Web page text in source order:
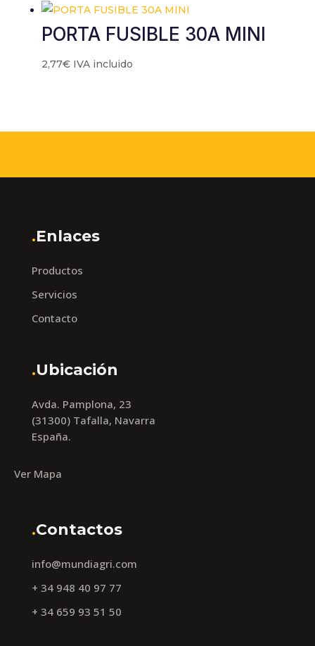
PORTA FUSIBLE 30A MINI
2,77€ IVA incluido
.Enlaces
Productos
Servicios
Contacto
.Ubicación
Avda. Pamplona, 23
(31300) Tafalla, Navarra
España.
Ver Mapa
.Contactos
info@mundiagri.com
+ 34 948 40 97 77
+ 34 659 93 51 50